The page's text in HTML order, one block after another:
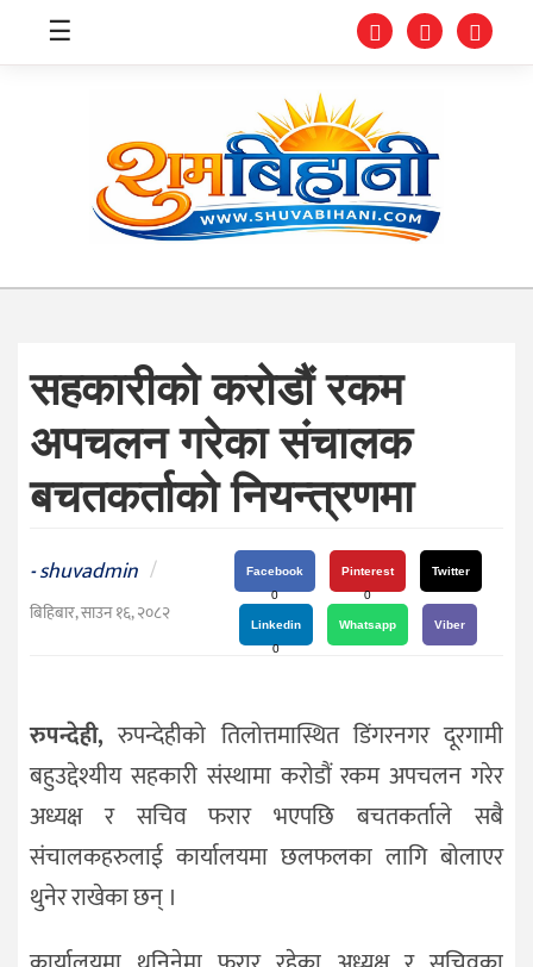
स्वास्थ्य
संघीय
प्रविधि
जीवनशैली
दर्शन
/
संस्कृति
राजनीति
☰
सहकारीको करोडौं रकम
अपचलन गरेका संचालक
बचतकर्ताको नियन्त्रणमा
-shuvadmin /
बिहिबार, साउन १६, २०८२
Facebook
0
Pinterest
0
Twitter
Linkedin
0
Whatsapp Viber
रुपन्देही, रुपन्देहीको तिलोत्तमास्थित डिंगरनगर दूरगामी
बहुउद्देश्यीय सहकारी संस्थामा करोडौं रकम अपचलन गरेर
अध्यक्ष र सचिव फरार भएपछि बचतकर्ताले सबै
संचालकहरुलाई कार्यालयमा छलफलका लागि बोलाएर
थुनेर राखेका छन् ।